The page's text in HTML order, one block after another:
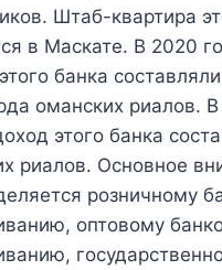
Штаб-квартира
в Маскате. В 2020
банка
оманских риалов.
этого банка
риалов. Основное
розничному
оптовому